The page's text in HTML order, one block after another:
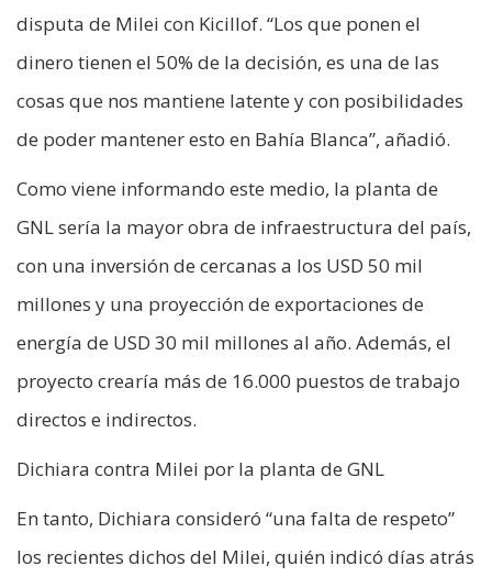
disputa de Milei con Kicillof. “Los que ponen el
dinero tienen el 50% de la decisión, es una de las
cosas que nos mantiene latente y con posibilidades
de poder mantener esto en Bahía Blanca”, añadió.
Como viene informando este medio, la planta de
GNL sería la mayor obra de infraestructura del país,
con una inversión de cercanas a los USD 50 mil
millones y una proyección de exportaciones de
energía de USD 30 mil millones al año. Además, el
proyecto crearía más de 16.000 puestos de trabajo
directos e indirectos.
Dichiara contra Milei por la planta de GNL
En tanto, Dichiara consideró “una falta de respeto”
los recientes dichos del Milei, quién indicó días atrás